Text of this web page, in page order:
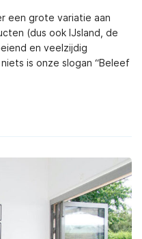
een grote variatie aan
(dus ook IJsland, de
en veelzijdig
is onze slogan “Beleef